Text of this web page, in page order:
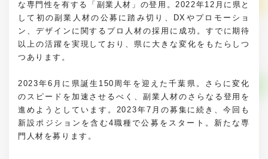
な専門性を有する「副業人材」の登用。2022年12月に県と
して初の副業人材の公募に踏み切り、DXやプロモーショ
ン、デザインに関するプロ人材の採用に成功。すでに期待
以上の活躍を実現しており、県に大きな変化をもたらしつ
つあります。
2023年6月に県誕生150周年を迎えた千葉県。さらに変化
のスピードを加速させるべく、副業人材のさらなる登用を
進めようとしています。2023年7月の募集に続き、今回も
新設ポジションを含む4職種で公募をスタート。新たな専
門人材を募ります。